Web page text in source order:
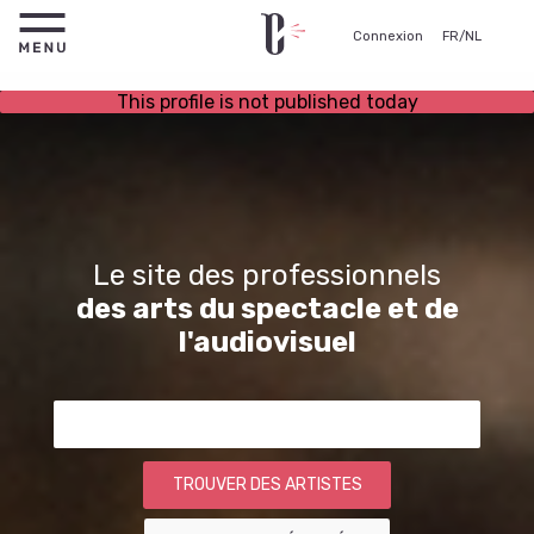
Connexion FR/NL
This profile is not published today
Le site des professionnels
des arts du spectacle et de
l'audiovisuel
TROUVER DES ARTISTES